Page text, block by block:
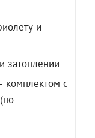
и
затоплении
комплектом с